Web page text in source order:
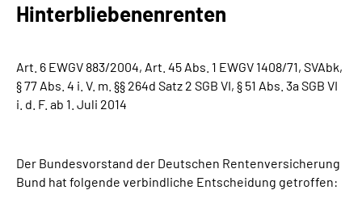
Leichte Sprache
Hinterbliebenenrenten
Art. 6 EWGV 883/2004, Art. 45 Abs. 1 EWGV 1408/71, SVAbk,
§ 77 Abs. 4 i. V. m. §§ 264d Satz 2 SGB VI, § 51 Abs. 3a SGB VI
i. d. F. ab 1. Juli 2014
Der Bundesvorstand der Deutschen Rentenversicherung
Bund hat folgende verbindliche Entscheidung getroffen: